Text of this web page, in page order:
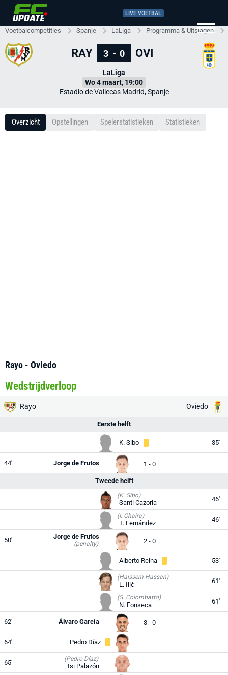
LIVE VOETBAL
Voetbalcompetities Spanje LaLiga Programma & Uitslagen
RAY 3 - 0 OVI
LaLiga
Wo 4 maart, 19:00
Estadio de Vallecas Madrid, Spanje
Overzicht Opstellingen Spelerstatistieken Statistieken
Rayo - Oviedo
Wedstrijdverloop
Rayo Oviedo
Eerste helft
K. Sibo 35'
44' Jorge de Frutos 1 - 0
Tweede helft
(K. Sibo)
Santi Cazorla 46'
(I. Chaira)
T. Fernández 46'
50' (penalty)
Jorge de Frutos
2 - 0
Alberto Reina 53'
(Haissem Hassan)
L. Ilić 61'
(S. Colombatto)
N. Fonseca 61'
62' Álvaro García 3 - 0
64' Pedro Díaz
65' (Pedro Díaz)
Isi Palazón